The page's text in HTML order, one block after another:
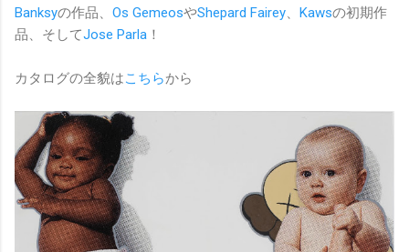
Banksyの作品、 Os GemeosやShepard Fairey、 Kawsの初期作
品、そしてJose Parla ！
カタログの全貌はこちらから